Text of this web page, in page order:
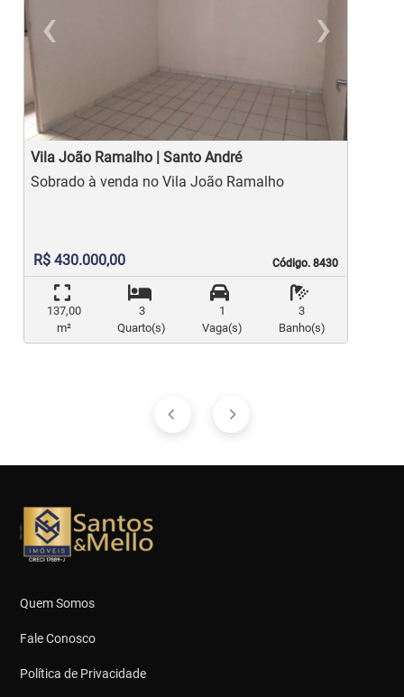
‹
Previous
›
Vila João Ramalho | Santo André
Código. 8430
Código. 8430
Sobrado à venda no Vila João Ramalho
R$ 430.000,00
137,00
m²
3
Quarto(s)
1
Vaga(s)
3
Banho(s)
Quem Somos
Fale Conosco
Política de Privacidade